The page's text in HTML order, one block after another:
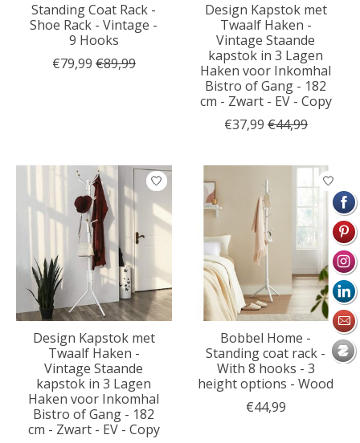
Standing Coat Rack -
Shoe Rack - Vintage -
9 Hooks
€79,99 €89,99
Design Kapstok met
Twaalf Haken -
Vintage Staande
kapstok in 3 Lagen
Haken voor Inkomhal
Bistro of Gang - 182
cm - Zwart - EV - Copy
€37,99 €44,99
Design Kapstok met
Twaalf Haken -
Vintage Staande
kapstok in 3 Lagen
Haken voor Inkomhal
Bistro of Gang - 182
cm - Zwart - EV - Copy
Bobbel Home -
Standing coat rack -
With 8 hooks - 3
height options - Wood
€44,99